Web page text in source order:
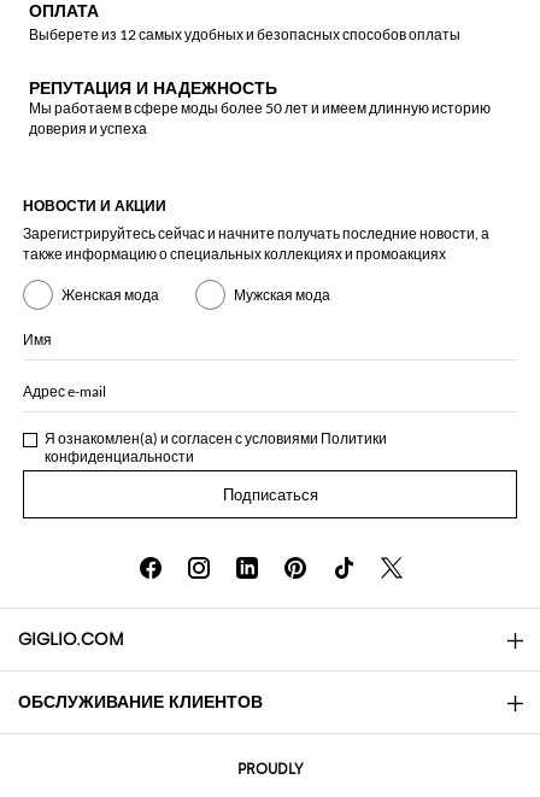
ОПЛАТА
Выберете из 12 самых удобных и безопасных способов оплаты
РЕПУТАЦИЯ И НАДЕЖНОСТЬ
Мы работаем в сфере моды более 50 лет и имеем длинную историю
доверия и успеха
НОВОСТИ И АКЦИИ
Зарегистрируйтесь сейчас и начните получать последние новости, а
также информацию о специальных коллекциях и промоакциях
Женская мода Мужская мода
Имя
Адрес e-mail
Я ознакомлен(а) и согласен с условиями Политики
конфиденциальности
Подписаться
GIGLIO.COM
About
ОБСЛУЖИВАНИЕ КЛИЕНТОВ
PROUDLY